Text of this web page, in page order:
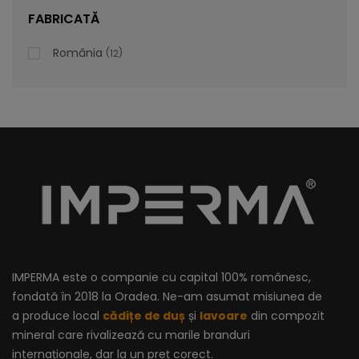
De la996,47
FABRICATĂ
România 12
IMPERMA este o companie cu capital 100% românesc,
fondată în 2018 la Oradea. Ne-am asumat misiunea de
a produce local cădițe de duș și lavoare din compozit
mineral care rivalizează cu marile branduri
internaționale, dar la un preț corect.